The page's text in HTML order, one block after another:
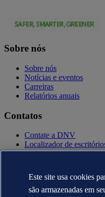
Sobre nós
Sobre nós
Notícias e eventos
Carreiras
Relatórios anuais
Contatos
Contate a DNV
Localizador de
Contatos para imprensa
Política de privacidade
Termo de uso
Este site usa cookies
são armazenadas em